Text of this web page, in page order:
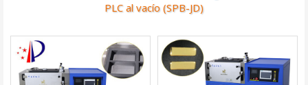
PLC al vacío (SPB-JD)